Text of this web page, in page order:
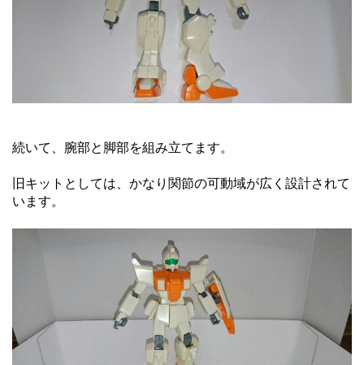
続いて、腕部と脚部を組み立てます。
旧キットとしては、かなり関節の可動域が広く設計されて
います。